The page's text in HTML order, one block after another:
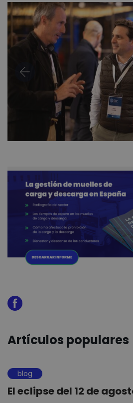
Artículos populares
blog
El eclipse del 12 de